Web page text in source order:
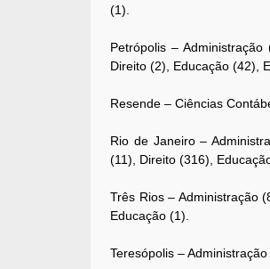
(1).
Petrópolis –
Direito (2), Educação (42),
Resende – Ciências
Rio de Janeiro –
(11), Direito (316),
Três Rios – Administração
Educação (1).
Teresópolis –